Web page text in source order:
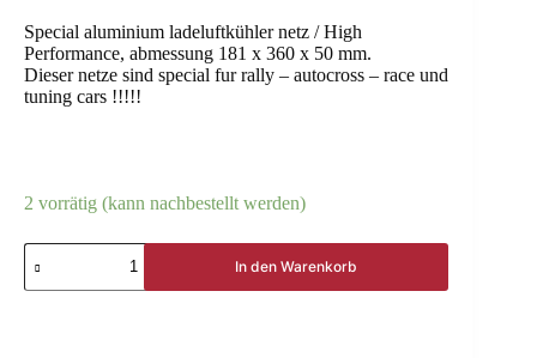
Special aluminium ladeluftkühler netz / High
Performance, abmessung 181 x 360 x 50 mm.
Dieser netze sind special fur rally – autocross – race und
tuning cars !!!!!
2 vorrätig (kann nachbestellt werden)
In den Warenkorb